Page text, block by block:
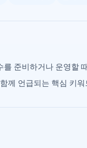
를 준비하거나 운영할
께 언급되는 핵심 키